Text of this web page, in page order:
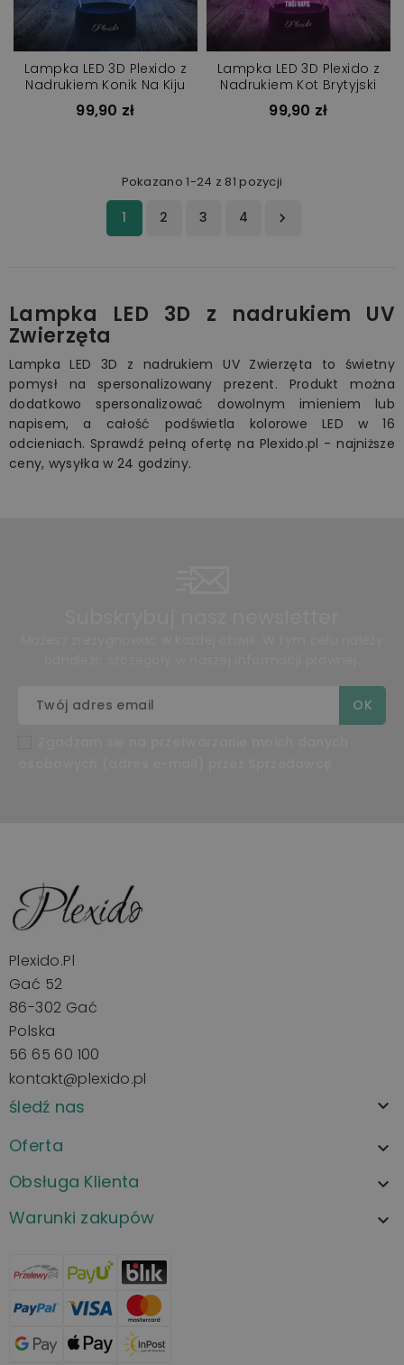
Lampka LED 3D Plexido z
Nadrukiem Konik Na Kiju
99,90 zł
Lampka LED 3D Plexido z
Nadrukiem Kot Brytyjski
99,90 zł
Pokazano 1-24 z 81 pozycji
1 2 3 4 
Lampka LED 3D z nadrukiem UV
Zwierzęta
Lampka LED 3D z nadrukiem UV Zwierzęta to świetny
pomysł na spersonalizowany prezent. Produkt można
dodatkowo spersonalizować dowolnym imieniem lub
napisem, a całość podświetla kolorowe LED w 16
odcieniach. Sprawdź pełną ofertę na Plexido.pl - najniższe
ceny, wysyłka w 24 godziny.
Plexido.pl
Gać 52
86-302 Gać
Polska
56 65 60 100
kontakt@plexido.pl
śledź nas 
Oferta 
Obsługa Klienta 
Warunki zakupów 